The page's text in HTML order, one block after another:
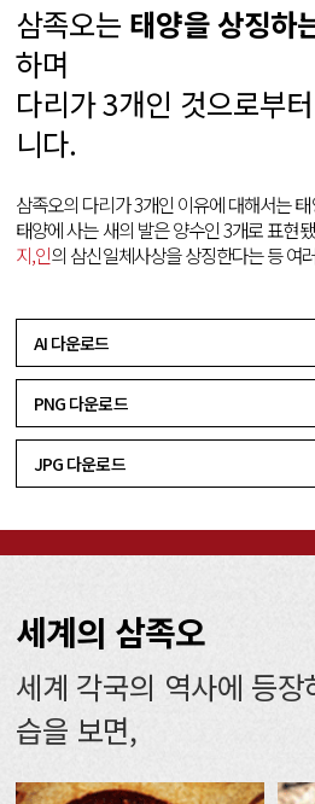
삼족오는 태양을 상징하
하며
다리가 3개인 것으로부
니다.
삼족오의 다리가 3개인 이유에 대해서는
태양에 사는 새의 발은 양수인 3개로 표현
지,인의 삼신일체사상을 상징한다는 등 여
AI 다운로드
PNG 다운로드
JPG 다운로드
세계의 삼족오
세계 각국의 역사에 등
습을 보면,